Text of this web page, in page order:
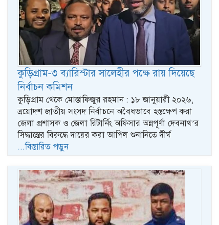
কুড়িগ্রাম-৩ ব্যারিস্টার সালেহীর পক্ষে রায় দিয়েছে
নির্বাচন কমিশন
কুড়িগ্রাম থেকে মোস্তাফিজুর রহমান : ১৮ জানুয়ারী ২০২৬,
ত্রয়োদশ জাতীয় সংসদ নির্বাচনে অবৈধভাবে হস্তক্ষেপ করা
জেলা প্রশাসক ও জেলা রিটার্নিং অফিসার অন্নপূর্ণা দেবনাথ’র
সিদ্ধান্তের বিরুদ্ধে দায়ের করা আপিল শুনানিতে দীর্ঘ
...বিস্তারিত পড়ুন